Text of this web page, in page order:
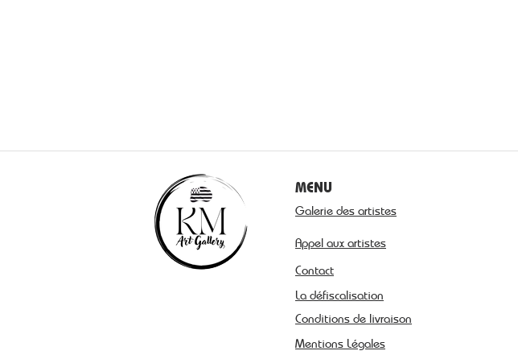
MENU
Galerie des artistes
Appel aux artistes
Contact
Conditions de livraison
Mentions Légales
La défiscalisation